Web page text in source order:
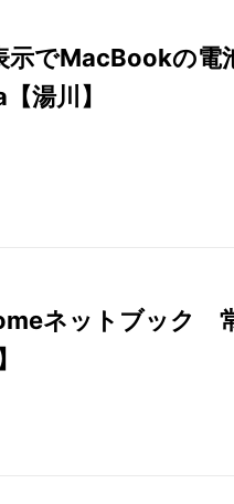
示でMacBookの電
湯川】
ネットブック